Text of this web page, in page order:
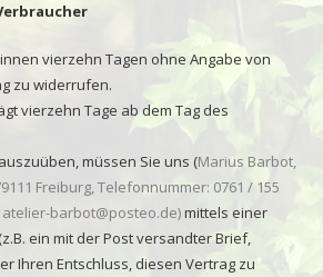
vierzehn Tagen ohne Angabe von
zu widerrufen.
vierzehn Tage ab dem Tag des
müssen Sie uns (Marius Barbot,
Freiburg, Telefonnummer: 0761 / 155
atelier-barbot@posteo.de)mittels einer
ein mit der Post versandter Brief,
Ihren Entschluss, diesen Vertrag zu